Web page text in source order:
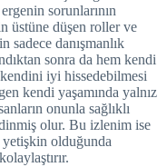
sorunlarının
üstüne düşen roller ve
sadece danışmanlık
sonra da hem kendi
iyi hissedebilmesi
kendi yaşamında yalnız
onunla sağlıklı
olur. Bu izlenim ise
olduğunda